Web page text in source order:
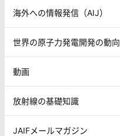
海外への情報発信（AIJ）
世界の原子力発電開発の動向
動画
放射線の基礎知識
JAIFメールマガジン